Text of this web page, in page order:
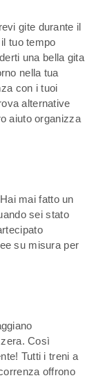
gite durante il
tuo tempo
una bella gita
nella tua
con i tuoi
alternative
aiuto organizza
mai fatto un
sei stato
su misura per
Così
Tutti i treni a
offrono